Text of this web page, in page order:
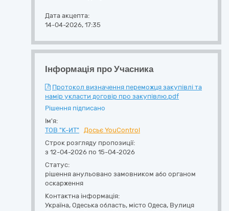
Дата акцепта:
14-04-2026, 17:35
Інформація про Учасника
Протокол визначення переможця закупівлі та
намір укласти договір про закупівлю.pdf
Рішення підписано
Ім'я:
ТОВ "К-ИТ"
Досьє YouControl
Строк розгляду пропозиції:
з 12-04-2026 по 15-04-2026
Статус:
рішення анульовано замовником або органом
оскарження
Контактна інформація:
Україна, Одеська область, місто Одеса, Вулиця